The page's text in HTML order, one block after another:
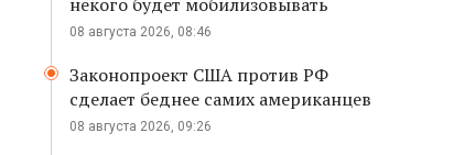
08 августа 2026, 08:46
Законопроект США против РФ
сделает беднее самих американцев
08 августа 2026, 09:26